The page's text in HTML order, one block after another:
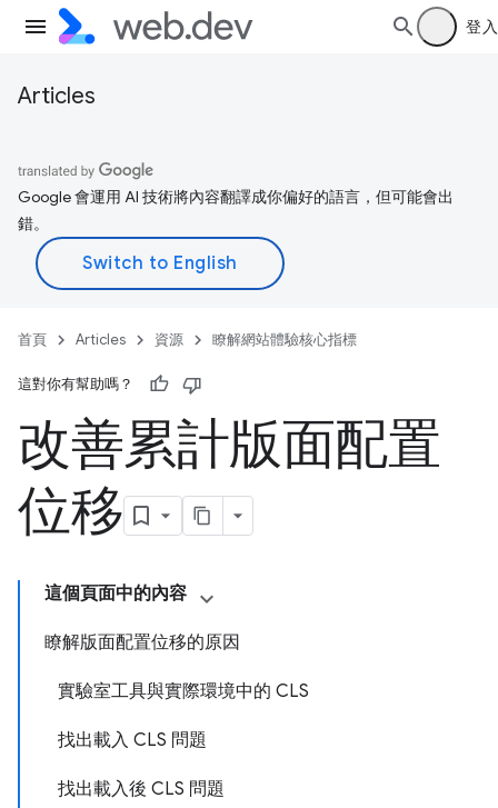
登入
Articles
Google 會運用 AI 技術將內容翻譯成你偏好的語言，但可能會出
錯。
首頁 Articles 資源 瞭解網站體驗核心指標
這對你有幫助嗎？
改善累計版面配置
位移
這個頁面中的內容
瞭解版面配置位移的原因
實驗室工具與實際環境中的 CLS
找出載入 CLS 問題
找出載入後 CLS 問題